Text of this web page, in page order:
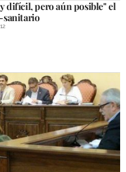
difícil, pero aún posible" el
sanitario